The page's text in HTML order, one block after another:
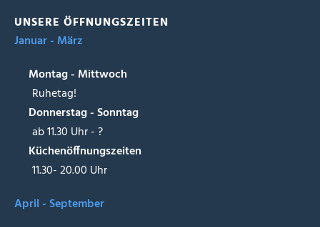
UNSERE ÖFFNUNGSZEITEN
Januar - März
Montag - Mittwoch
Ruhetag!
Donnerstag - Sonntag
ab 11.30 Uhr - ?
Küchenöffnungszeiten
11.30- 20.00 Uhr
April - September